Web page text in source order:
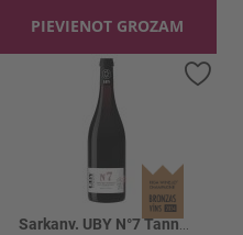
PIEVIENOT GROZAM
Pievienot vēlmju sarakstam
Sarkanv. UBY N°7 Tannat-Merlot 13.5%